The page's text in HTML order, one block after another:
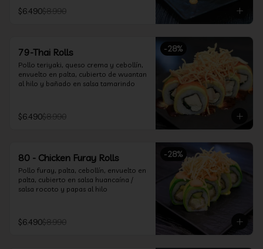
$6.490$8.990
-28%
79-Thai Rolls
Pollo teriyaki, queso crema y cebollín,
envuelto en palta, cubierto de wuantan
al hilo y bañado en salsa tamarindo
$6.490$8.990
-28%
80 - Chicken Furay Rolls
Pollo furay, palta, cebollín, envuelto en
palta, cubierto en salsa huancaína /
salsa rocoto y papas al hilo
$6.490$8.990